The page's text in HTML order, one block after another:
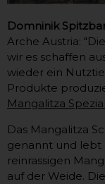
Domninik
Arche Austria:
wir es schaffen
wieder ein
Produkte
Mangalitza
Das Mangalitza
genannt und lebt
reinrassigen
auf der Weide.